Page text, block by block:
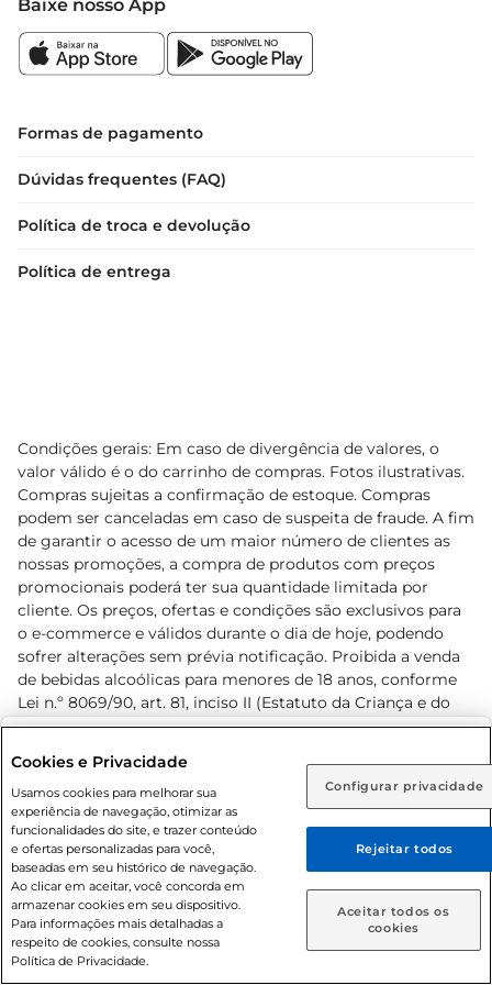
Rio de Janeiro (RJ) Goiás (GO)
Ou
Caso queira comprar online, informe como deseja receber
suas compras:
Entrega em casa Retire em Loja
Baixe nosso App
Formas de pagamento
Dúvidas frequentes (FAQ)
Política de troca e devolução
Política de entrega
Condições gerais: Em caso de divergência de valores, o
valor válido é o do carrinho de compras. Fotos ilustrativas.
Compras sujeitas a confirmação de estoque. Compras
podem ser canceladas em caso de suspeita de fraude. A fim
de garantir o acesso de um maior número de clientes as
nossas promoções, a compra de produtos com preços
promocionais poderá ter sua quantidade limitada por
cliente. Os preços, ofertas e condições são exclusivos para
o e-commerce e válidos durante o dia de hoje, podendo
sofrer alterações sem prévia notificação. Proibida a venda
de bebidas alcoólicas para menores de 18 anos, conforme
Lei n.º 8069/90, art. 81, inciso II (Estatuto da Criança e do
Adolescente). Preços e condições exclusivos para o
prévio. O valor mínimo para as compras on-line é de R$
80,00.
© 2026 Copyright. Todos os direitos
reservados Prezunic.
Cookies e Privacidade
Usamos cookies para melhorar sua
experiência de navegação, otimizar as
funcionalidades do site, e trazer conteúdo
e ofertas personalizadas para você,
baseadas em seu histórico de navegação.
Ao clicar em aceitar, você concorda em
armazenar cookies em seu dispositivo.
Para informações mais detalhadas a
respeito de cookies, consulte nossa
Política de Privacidade.
Configurar privacidade
Rejeitar todos
Aceitar todos os
cookies